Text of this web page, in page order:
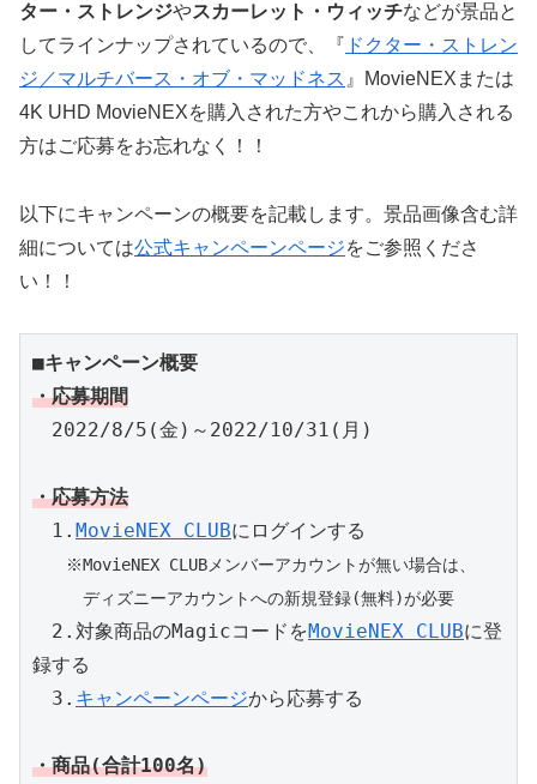
ター・ストレンジやスカーレット・ウィッチなどが景品と
してラインナップされているので、『 ドクター・ストレン
ジ／マルチバース・オブ・マッドネス 』MovieNEXまたは
4K UHD MovieNEXを購入された方やこれから購入される
方はご応募をお忘れなく！！
以下にキャンペーンの概要を記載します。景品画像含む詳
細については公式キャンペーンページをご参照くださ
い！！
■キャンペーン概要
・応募期間
2022/8/5(金)～2022/10/31(月)
・応募方法
1. MovieNEX CLUB
※MovieNEX CLUBメンバーアカウントが無い場合は、
ディズニーアカウントへの新規登録(無料)が必要
2.対象商品のMagicコードをMovieNEX CLUBに登
録する
3. キャンペーンページから応募する
・商品(合計100名)